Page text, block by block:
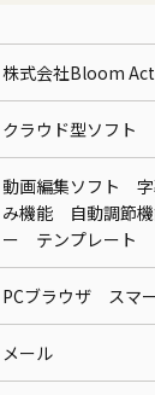
株式会社Bloom Act
クラウド型ソフト
動画編集ソフト
み機能 自動調節
ー テンプレート
PCブラウザ スマ
メール